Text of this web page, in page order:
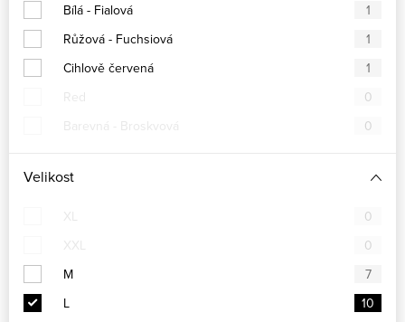
Bílá - Fialová
1
Růžová - Fuchsiová
1
Cihlově červená
1
Red
0
Barevná - Broskvová
0
Velikost
XL
0
XXL
0
M
7
L
10